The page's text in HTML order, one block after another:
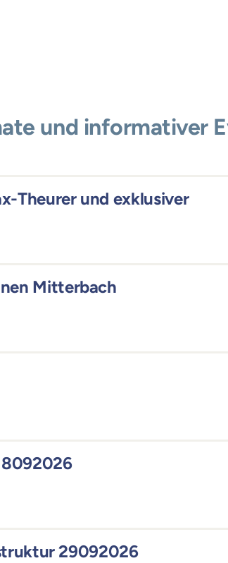
und informativer
Theurer und exklusiver
Mitterbach
29092026